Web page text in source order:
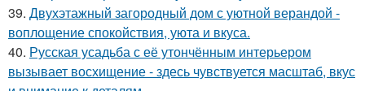
39. Двухэтажный загородный дом с уютной верандой -
воплощение спокойствия, уюта и вкуса.
40. Русская усадьба с её утончённым интерьером
вызывает восхищение - здесь чувствуется масштаб, вкус